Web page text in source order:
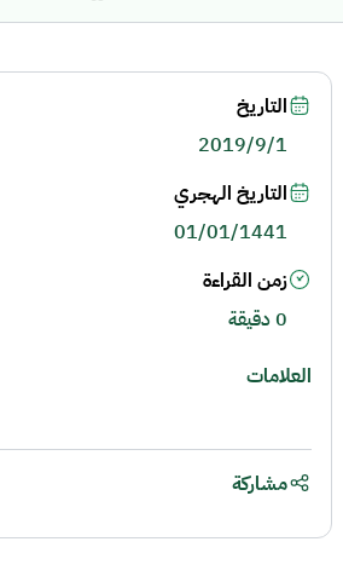
التاريخ
2019/9/1
التاريخ الهجري
01/01/1441
زمن القراءة
0 دقيقة
العلامات
مشاركة